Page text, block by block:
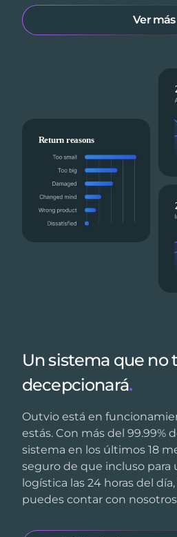
Ver más
Un sistema que no
decepcionará.
Outvio está en
estás. Con más del 99.99%
sistema en los últimos 18
seguro de que incluso para
logística las 24 horas del
puedes contar con